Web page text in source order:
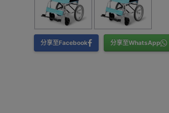
分享至Facebook 分享至WhatsApp